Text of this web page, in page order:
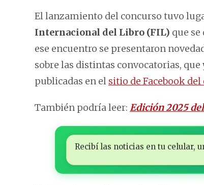
El lanzamiento del concurso tuvo
Internacional del Libro (FIL) que
ese encuentro se presentaron
sobre las distintas convocatorias,
publicadas en el sitio de Facebook
También podría leer: Edición 2025
Recibí las noticias en tu celular,